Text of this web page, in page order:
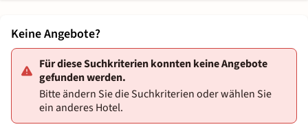
Keine Angebote?
Für diese Suchkriterien konnten keine Angebote
gefunden werden.
Bitte ändern Sie die Suchkriterien oder wählen Sie
ein anderes Hotel.